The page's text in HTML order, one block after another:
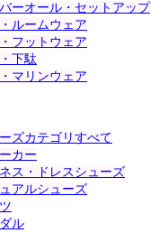
ーオール・セットアップ
ルームウェア
フットウェア
下駄
マリンウェア
ズカテゴリすべて
カー
ス・ドレスシューズ
アルシューズ
ル